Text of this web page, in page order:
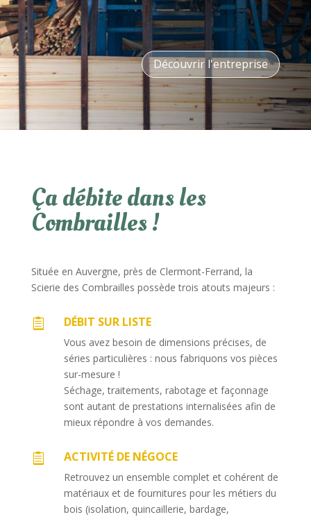
Découvrir l'entreprise
Ça débite dans les
Combrailles !
Située en Auvergne, près de Clermont-Ferrand, la
Scierie des Combrailles possède trois atouts majeurs :
 DÉBIT SUR LISTE
Vous avez besoin de dimensions précises, de
séries particulières : nous fabriquons vos pièces
sur-mesure !
Séchage, traitements, rabotage et façonnage
sont autant de prestations internalisées afin de
mieux répondre à vos demandes.
 ACTIVITÉ DE NÉGOCE
Retrouvez un ensemble complet et cohérent de
matériaux et de fournitures pour les métiers du
bois (isolation, quincaillerie, bardage,